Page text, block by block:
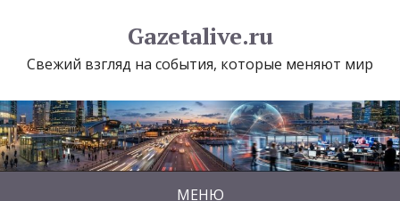
Gazetalive.ru
Свежий взгляд на события, которые меняют мир
МЕНЮ